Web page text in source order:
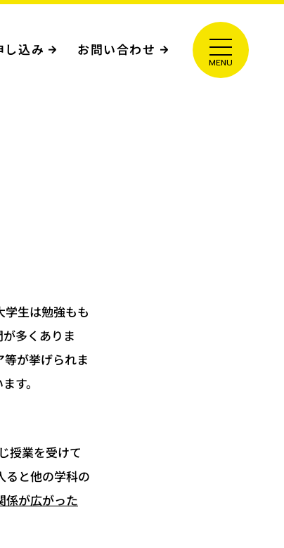
し込み お問い合わせ
生は勉強もも
多くありま
が挙げられま
す。
授業を受けて
ると他の学科の
係が広がった